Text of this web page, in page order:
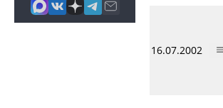
16.07.2002